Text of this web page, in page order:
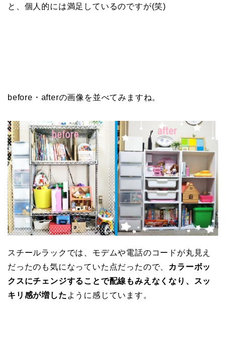
と、個人的には満足しているのですが(笑)
before・afterの画像を並べてみますね。
スチールラックでは、モデムや電話のコードが丸見え
だったのも気になっていた点だったので、
カラーボッ
クスにチェンジすることで配線もみえなくなり、スッ
キリ感が増した ように感じています。